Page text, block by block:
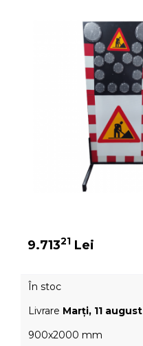
9.71321 Lei
În stoc
Livrare Marţi, 11 august
900x2000 mm